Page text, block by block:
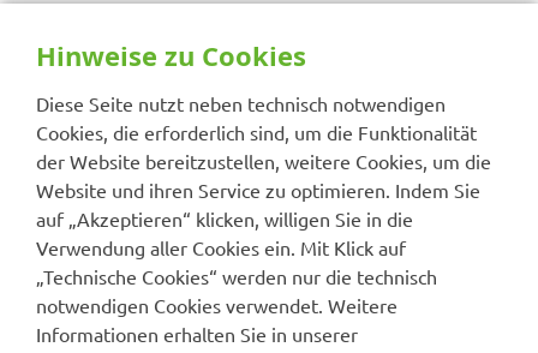
Hinweise zu Cookies
Diese Seite nutzt neben technisch notwendigen
Cookies, die erforderlich sind, um die Funktionalität
der Website bereitzustellen, weitere Cookies, um die
Website und ihren Service zu optimieren. Indem Sie
auf „Akzeptieren“ klicken, willigen Sie in die
Verwendung aller Cookies ein. Mit Klick auf
„Technische Cookies“ werden nur die technisch
notwendigen Cookies verwendet. Weitere
Informationen erhalten Sie in unserer